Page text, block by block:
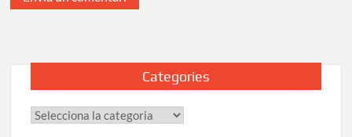
Categories
Categories